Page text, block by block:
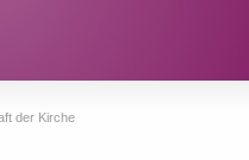
der Kirche